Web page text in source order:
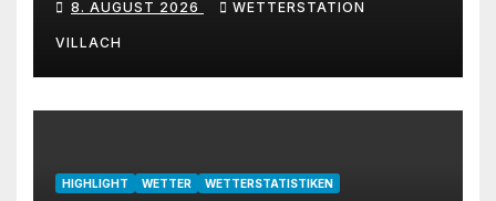
8. AUGUST 2026 WETTERSTATION
VILLACH
HIGHLIGHT WETTER WETTERSTATISTIKEN